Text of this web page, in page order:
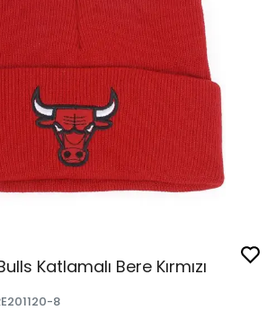
Katlamalı Bere Kırmızı
8